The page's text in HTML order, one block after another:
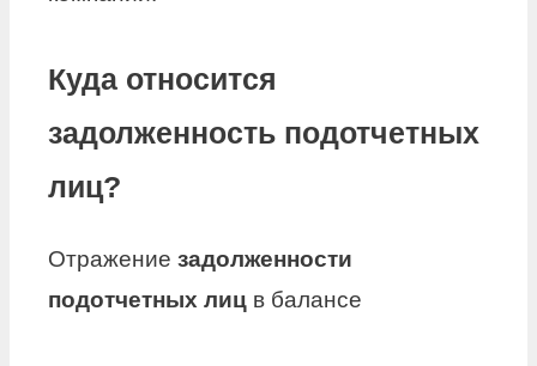
Куда относится
задолженность подотчетных
лиц?
Отражение задолженности
подотчетных лиц в балансе